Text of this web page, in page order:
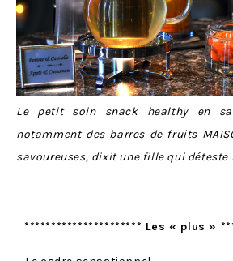
Le petit soin snack healthy en
notamment des barres de fruits
savoureuses, dixit une fille qui
********************** Les « plus »